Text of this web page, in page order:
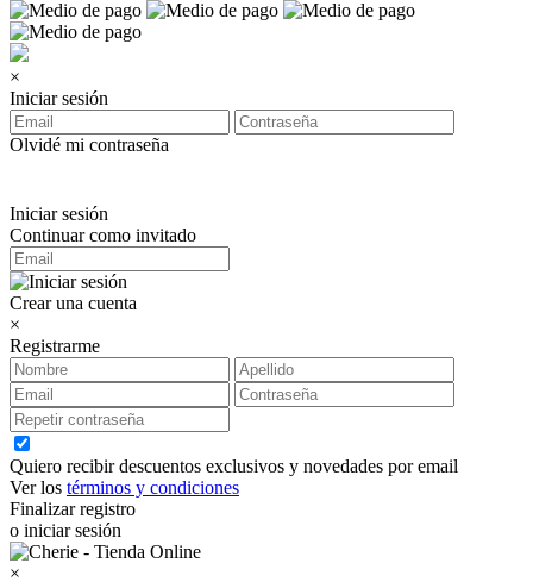
×
Iniciar sesión
Olvidé mi contraseña
Iniciar sesión
Continuar como invitado
Crear una cuenta
×
Registrarme
Quiero recibir descuentos exclusivos y novedades por email
Ver los términos y condiciones
Finalizar registro
o iniciar sesión
×